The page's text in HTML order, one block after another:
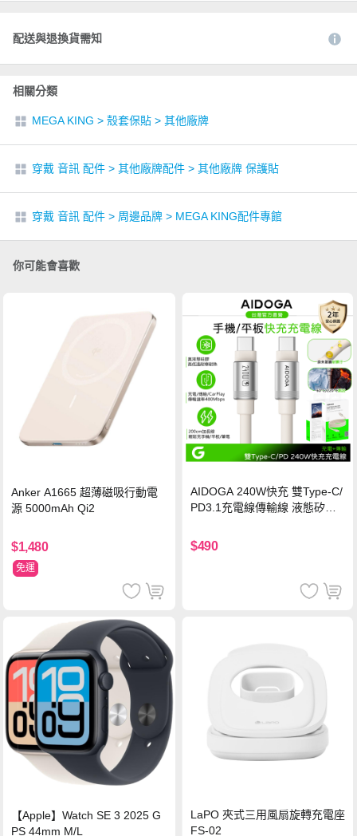
配送與退換貨需知
相關分類
MEGA KING > 殼套保貼 > 其他廠牌
穿戴 音訊 配件 > 其他廠牌配件 > 其他廠牌 保護貼
穿戴 音訊 配件 > 周邊品牌 > MEGA KING配件專館
你可能會喜歡
Anker A1665 超薄磁吸行動電
源 5000mAh Qi2
$1,480
免運
AIDOGA 240W快充 雙Type-C/
PD3.1充電線傳輸線 液態矽膠
機/平板/筆電
$490
【Apple】Watch SE 3 2025 G
PS 44mm M/L
LaPO 夾式三用風扇旋轉充電座
FS-02